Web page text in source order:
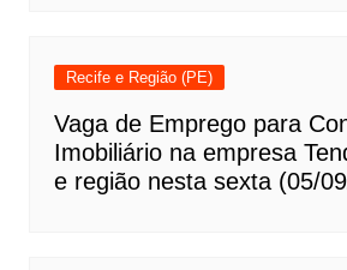
Recife e Região (PE)
Vaga de Emprego para
Imobiliário na empresa
e região nesta sexta (05/